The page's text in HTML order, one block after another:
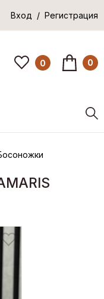
Вход / Регистрация
0 0